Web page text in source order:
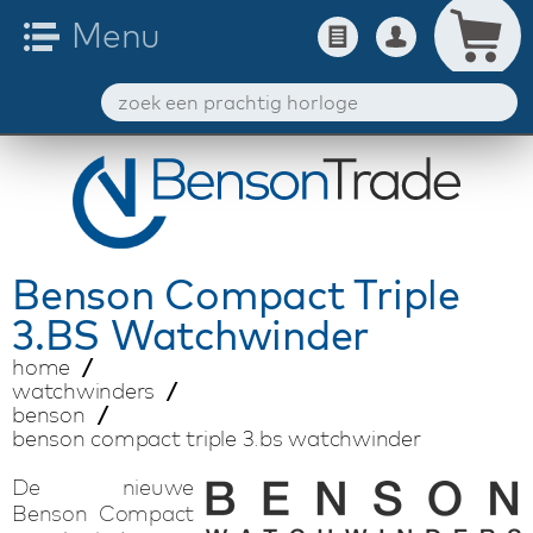
Benson Compact Triple
3.BS Watchwinder
home
watchwinders
benson
benson compact triple 3.bs watchwinder
De nieuwe
Benson Compact